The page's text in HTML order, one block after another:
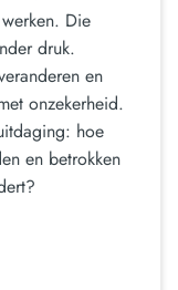
Die
druk.
en
onzekerheid.
hoe
en betrokken